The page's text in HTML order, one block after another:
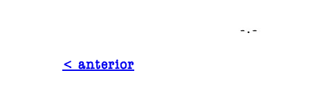
< anterior